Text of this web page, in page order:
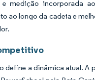
e medição incorporada
ao longo da cadeia e
define a dinâmica atual. A